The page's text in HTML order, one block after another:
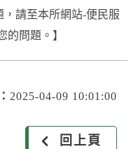
請至本所網站-便民服
的問題。】
2025-04-09 10:01:00
回上頁